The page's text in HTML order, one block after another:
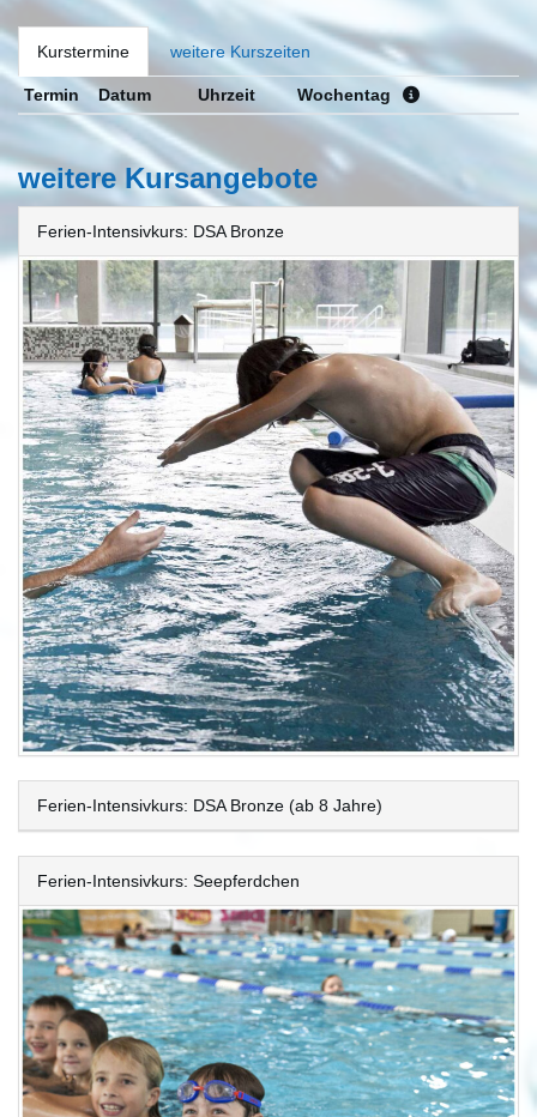
Kurstermine weitere Kurszeiten
Termin Datum Uhrzeit Wochentag
weitere Kursangebote
Ferien-Intensivkurs: DSA Bronze
Ferien-Intensivkurs: DSA Bronze (ab 8 Jahre)
Ferien-Intensivkurs: Seepferdchen